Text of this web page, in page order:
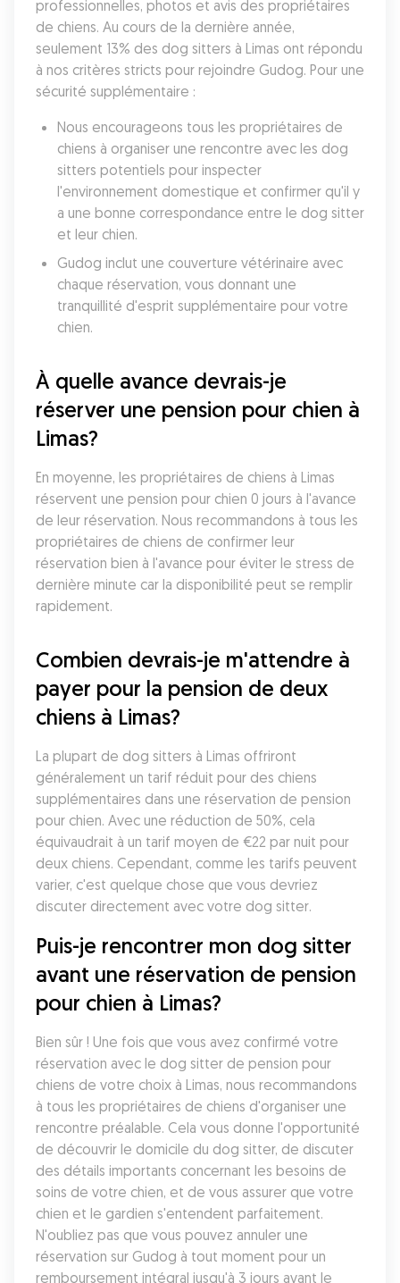
professionnelles, photos et avis des propriétaires
de chiens. Au cours de la dernière année,
seulement 13% des dog sitters à Limas ont répondu
à nos critères stricts pour rejoindre Gudog. Pour une
sécurité supplémentaire :
Nous encourageons tous les propriétaires de
chiens à organiser une rencontre avec les dog
sitters potentiels pour inspecter
l'environnement domestique et confirmer qu'il y
a une bonne correspondance entre le dog sitter
et leur chien.
Gudog inclut une couverture vétérinaire avec
chaque réservation, vous donnant une
tranquillité d'esprit supplémentaire pour votre
chien.
À quelle avance devrais-je
réserver une pension pour chien à
Limas?
En moyenne, les propriétaires de chiens à Limas
réservent une pension pour chien 0 jours à l'avance
de leur réservation. Nous recommandons à tous les
propriétaires de chiens de confirmer leur
réservation bien à l'avance pour éviter le stress de
dernière minute car la disponibilité peut se remplir
rapidement.
Combien devrais-je m'attendre à
payer pour la pension de deux
chiens à Limas?
La plupart de dog sitters à Limas offriront
généralement un tarif réduit pour des chiens
supplémentaires dans une réservation de pension
pour chien. Avec une réduction de 50%, cela
équivaudrait à un tarif moyen de €22 par nuit pour
deux chiens. Cependant, comme les tarifs peuvent
varier, c'est quelque chose que vous devriez
discuter directement avec votre dog sitter.
Puis-je rencontrer mon dog sitter
avant une réservation de pension
pour chien à Limas?
Bien sûr ! Une fois que vous avez confirmé votre
réservation avec le dog sitter de pension pour
chiens de votre choix à Limas, nous recommandons
à tous les propriétaires de chiens d'organiser une
rencontre préalable. Cela vous donne l'opportunité
de découvrir le domicile du dog sitter, de discuter
des détails importants concernant les besoins de
soins de votre chien, et de vous assurer que votre
chien et le gardien s'entendent parfaitement.
N'oubliez pas que vous pouvez annuler une
réservation sur Gudog à tout moment pour un
remboursement intégral jusqu'à 3 jours avant le